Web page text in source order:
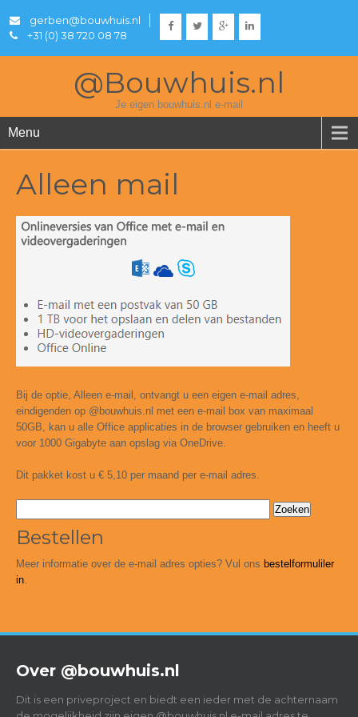
gerben@bouwhuis.nl
+31 (0) 38 720 08 78
@Bouwhuis.nl
Je eigen bouwhuis.nl e-mail
Menu
Alleen mail
Bij de optie, Alleen e-mail, ontvangt u een eigen e-mail adres,
eindigenden op @bouwhuis.nl met een e-mail box van maximaal
50GB, kan u alle Office applicaties in de browser gebruiken en heeft u
voor 1000 Gigabyte aan opslag via OneDrive.
Dit pakket kost u € 5,10 per maand per e-mail adres.
naar:
Bestellen
Meer informatie over de e-mail adres opties? Vul ons bestelformuliler
in.
Over @bouwhuis.nl
Dit is een priveproject en biedt een ieder met de achternaam